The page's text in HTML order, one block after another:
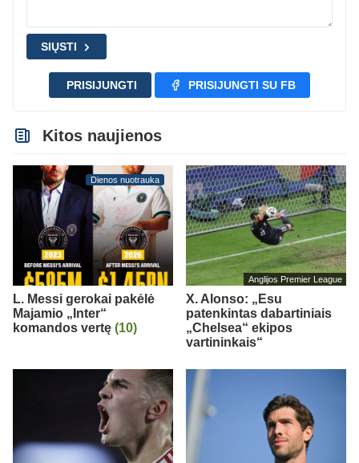
SIŲSTI
PRISIJUNGTI PRISIJUNGTI SU FB
Kitos naujienos
Dienos nuotrauka
L. Messi gerokai pakėlė
Majamio „Inter“
komandos vertę (10)
Anglijos Premier League
X. Alonso: „Esu
patenkintas dabartiniais
„Chelsea“ ekipos
vartininkais“